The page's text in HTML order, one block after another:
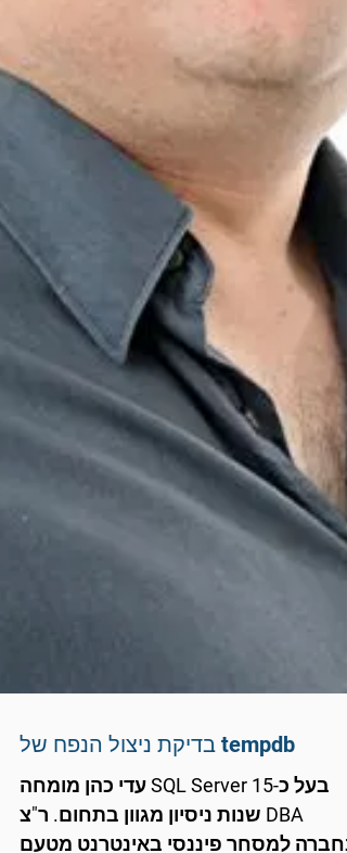
בדיקת ניצול הנפח של tempdb
עדי כהן מומחה SQL Server בעל כ-15
שנות ניסיון מגוון בתחום. ר"צ DBA